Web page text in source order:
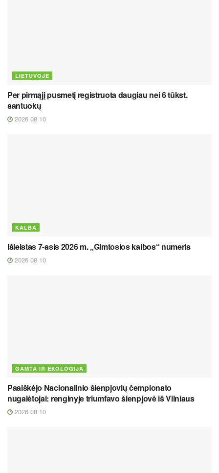
LIETUVOJE
Per pirmąjį pusmetį registruota daugiau nei 6 tūkst.
santuokų
2026 08 10
KALBA
Išleistas 7-asis 2026 m. „Gimtosios kalbos“ numeris
2026 08 10
GAMTA IR EKOLOGIJA
Paaiškėjo Nacionalinio šienpjovių čempionato
nugalėtojai: renginyje triumfavo šienpjovė iš Vilniaus
2026 08 10